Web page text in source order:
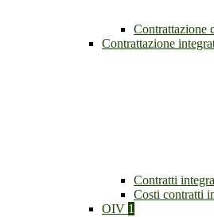
Contrattazione
Contrattazione
Contratti
Costi contratti
OIV 1